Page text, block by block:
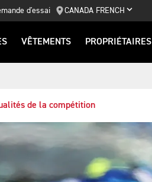
d'essai CANADA FRENCH
VÊTEMENTS PROPRIÉTAIRES
de la compétition